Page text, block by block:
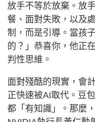
放手不等於放棄。放
餐、面對失敗，以及
制，而是引導。當孩
的？」恭喜你，他正
判性思維。
面對殘酷的現實，會
正快速被AI取代。豆
都「有知識」。那麼